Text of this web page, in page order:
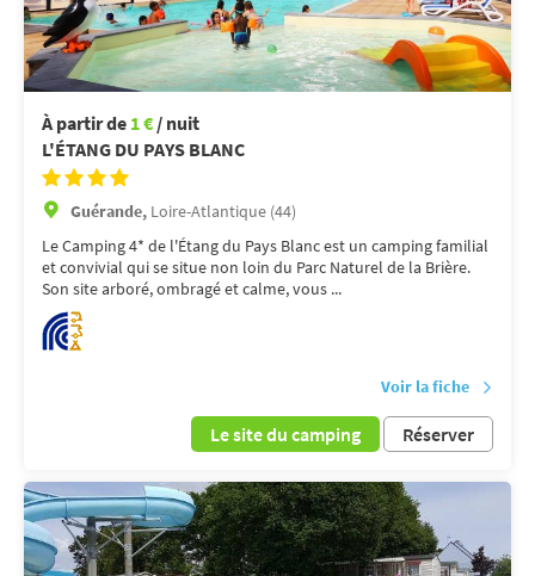
À partir de 1 € / nuit
L'ÉTANG DU PAYS BLANC
Guérande, Loire-Atlantique (44)
Le Camping 4* de l'Étang du Pays Blanc est un camping familial
et convivial qui se situe non loin du Parc Naturel de la Brière.
Son site arboré, ombragé et calme, vous ...
Voir la fiche
Le site du camping Réserver